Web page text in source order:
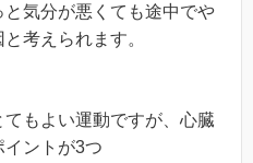
気分が悪くても途中でや
考えられます。
もよい運動ですが、心臓
ントが3つ